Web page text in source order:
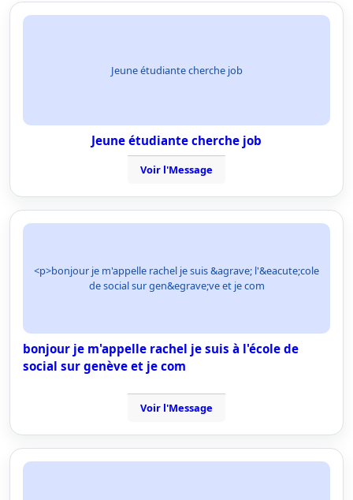
Jeune étudiante cherche job
Jeune étudiante cherche job
Voir l'Message
<p>bonjour je m'appelle rachel je suis &agrave; l'&eacute;cole
de social sur gen&egrave;ve et je com
bonjour je m'appelle rachel je suis à l'école de
social sur genève et je com
Voir l'Message